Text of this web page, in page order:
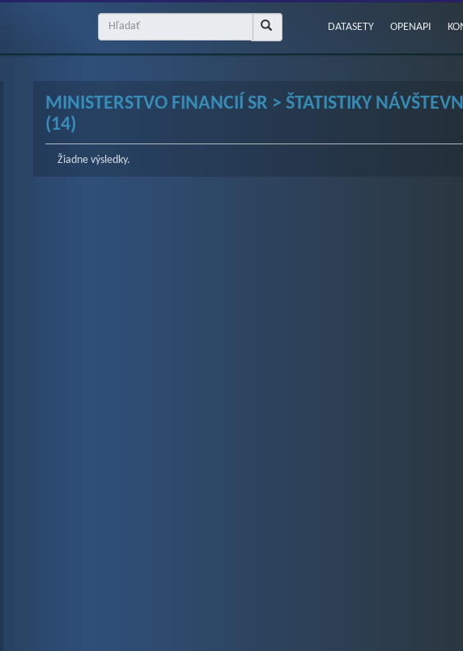
DATASETY OPENAPI
MINISTERSTVO FINANCIÍ SR > ŠTATISTIKY
(14)
Žiadne výsledky.